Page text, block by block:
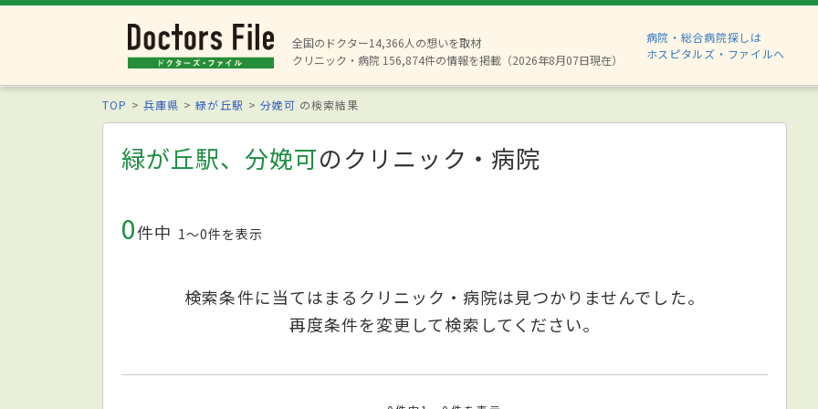
全国のドクター14,366人の想いを取材
クリニック・病院 156,874件の情報を掲載（2026年8月07日現在）
病院・総合病院探しは
ホスピタルズ・ファイルへ
TOP 兵庫県 緑が丘駅 分娩可 の検索結果
緑が丘駅、分娩可のクリニック・病院
0件中 1〜0件を表示
検索条件に当てはまるクリニック・病院は見つかりませんでした。
再度条件を変更して検索してください。